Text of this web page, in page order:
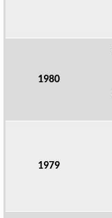
1980
1979